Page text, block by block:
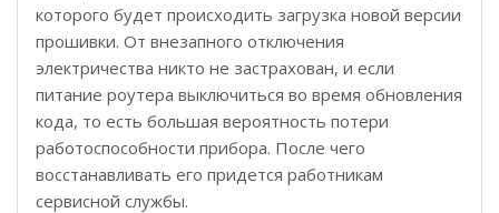
которого будет происходить загрузка новой версии
прошивки. От внезапного отключения
электричества никто не застрахован, и если
питание роутера выключиться во время обновления
кода, то есть большая вероятность потери
работоспособности прибора. После чего
восстанавливать его придется работникам
сервисной службы.